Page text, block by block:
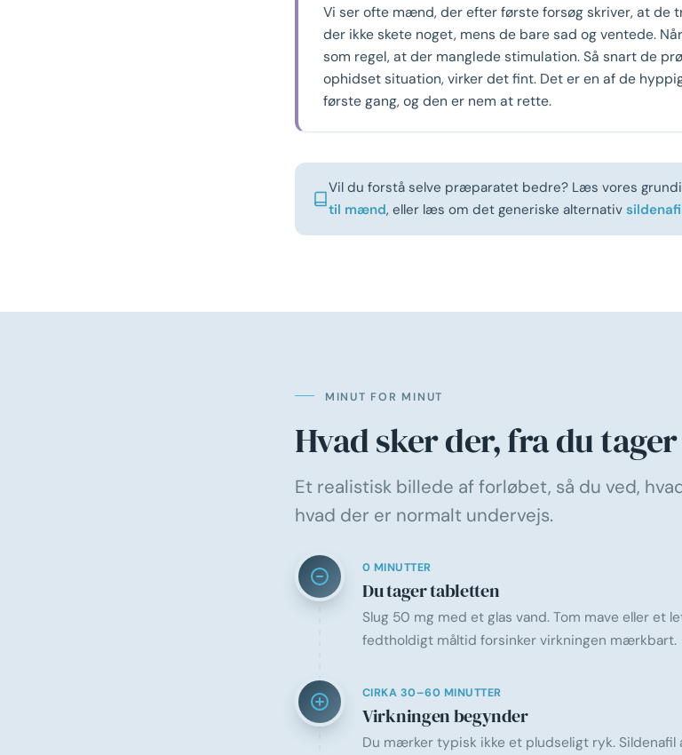
Vi ser ofte mænd, der efter første forsøg skriver, at de
der ikke skete noget, mens de bare sad og ventede.
som regel, at der manglede stimulation. Så snart de
ophidset situation, virker det fint. Det er en af de
første gang, og den er nem at rette.
Vil du forstå selve præparatet bedre? Læs vores
til mænd, eller læs om det generiske alternativ
MINUT FOR MINUT
Hvad sker der, fra du
Et realistisk billede af forløbet, så du ved,
hvad der er normalt undervejs.
0 MINUTTER
Du tager tabletten
Slug 50 mg med et glas vand. Tom mave eller et
fedtholdigt måltid forsinker virkningen mærkbart.
CIRKA 30–60 MINUTTER
Virkningen begynder
Du mærker typisk ikke et pludseligt ryk. Sildenafil